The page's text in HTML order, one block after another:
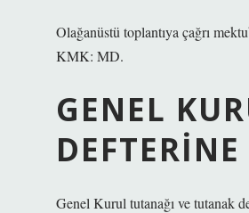
Olağanüstü toplantıya çağrı
KMK: MD.
GENEL
Genel Kurul tutanağı ve tutanak